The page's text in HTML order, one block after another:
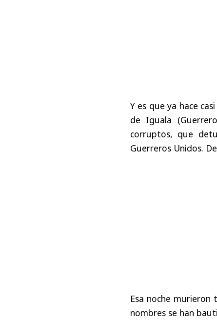
Y es que ya hace
de Iguala
corruptos, que
Guerreros Unidos.
Esa noche murieron
nombres se han